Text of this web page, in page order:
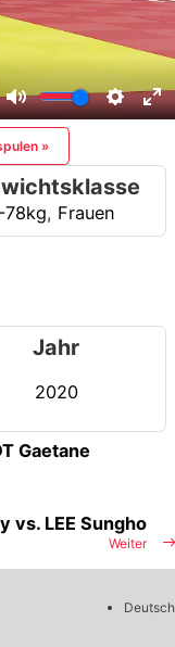
»
-78kg, Frauen
Jahr
2020
Gaetane
Weiter
vs. LEE Sungho
Deutsch